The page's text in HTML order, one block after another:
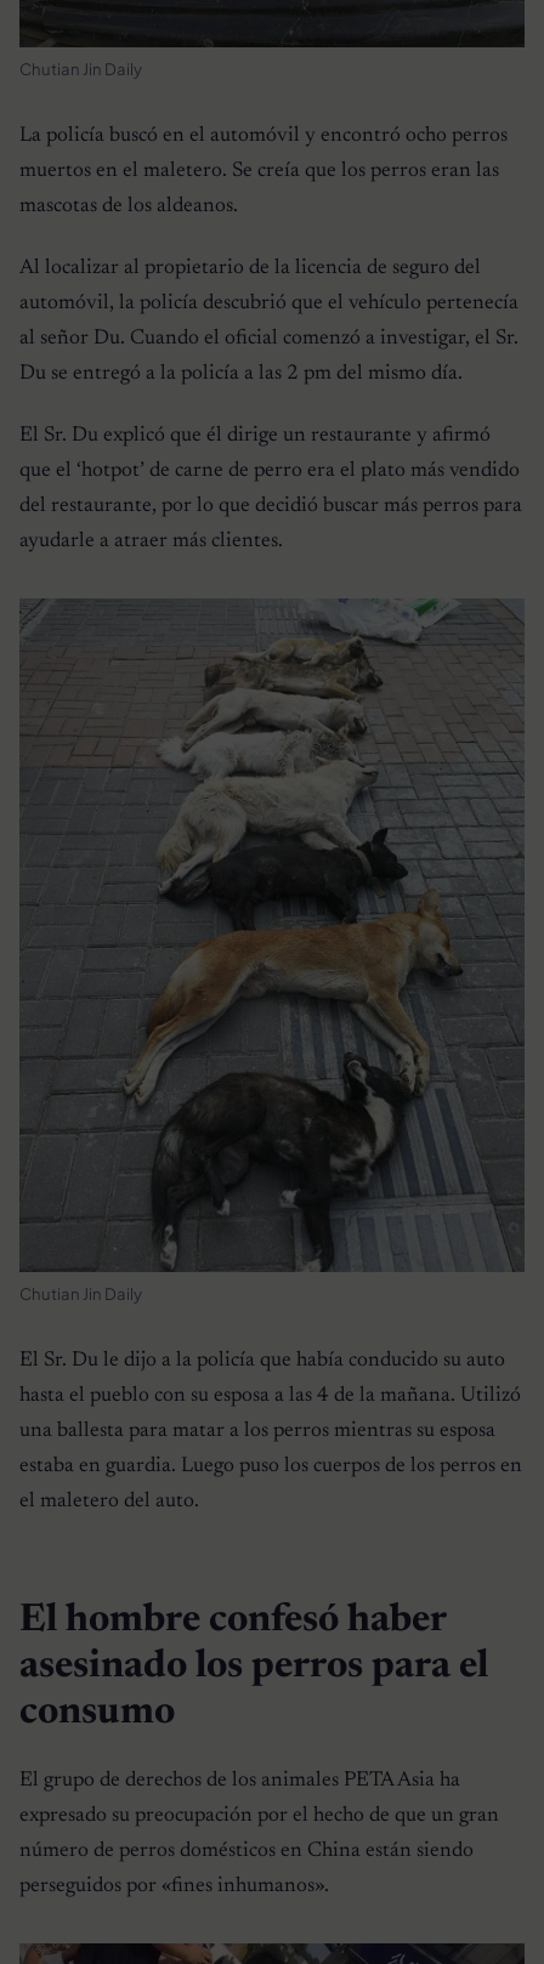
Chutian Jin Daily
La policía buscó en el automóvil y encontró ocho perros
muertos en el maletero. Se creía que los perros eran las
mascotas de los aldeanos.
Al localizar al propietario de la licencia de seguro del
automóvil, la policía descubrió que el vehículo pertenecía
al señor Du. Cuando el oficial comenzó a investigar, el Sr.
Du se entregó a la policía a las 2 pm del mismo día.
El Sr. Du explicó que él dirige un restaurante y afirmó
que el ‘hotpot’ de carne de perro era el plato más vendido
del restaurante, por lo que decidió buscar más perros para
ayudarle a atraer más clientes.
Chutian Jin Daily
El Sr. Du le dijo a la policía que había conducido su auto
hasta el pueblo con su esposa a las 4 de la mañana. Utilizó
una ballesta para matar a los perros mientras su esposa
estaba en guardia. Luego puso los cuerpos de los perros en
el maletero del auto.
El hombre confesó haber
asesinado los perros para el
consumo
El grupo de derechos de los animales PETA Asia ha
expresado su preocupación por el hecho de que un gran
número de perros domésticos en China están siendo
perseguidos por «fines inhumanos».